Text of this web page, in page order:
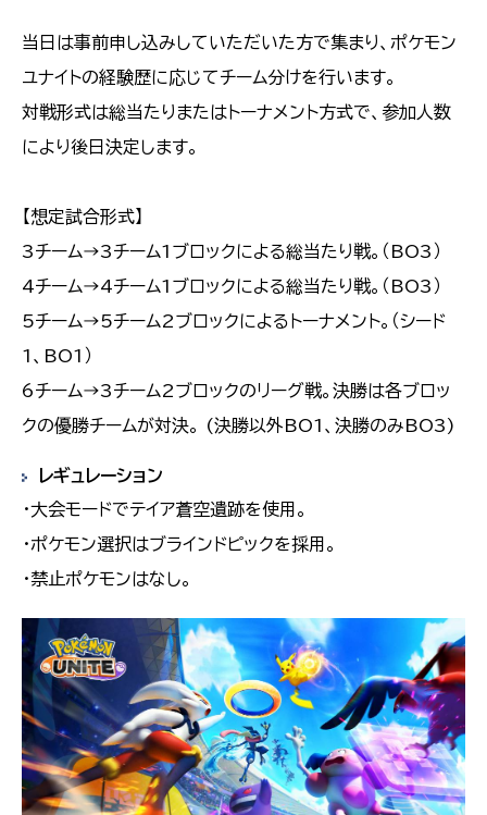
当日は事前申し込みしていただいた方で集まり、ポケモン
ユナイトの経験歴に応じてチーム分けを行います。
対戦形式は総当たりまたはトーナメント方式で、参加人数
により後日決定します。
【想定試合形式】
3チーム→3チーム1ブロックによる総当たり戦。（BO3）
4チーム→4チーム1ブロックによる総当たり戦。（BO3）
5チーム→5チーム2ブロックによるトーナメント。（シード
1、BO1）
6チーム→3チーム2ブロックのリーグ戦。決勝は各ブロッ
クの優勝チームが対決。 (決勝以外BO1、決勝のみBO3)
レギュレーション
・大会モードでテイア蒼空遺跡を使用。
・ポケモン選択はブラインドピックを採用。
・禁止ポケモンはなし。